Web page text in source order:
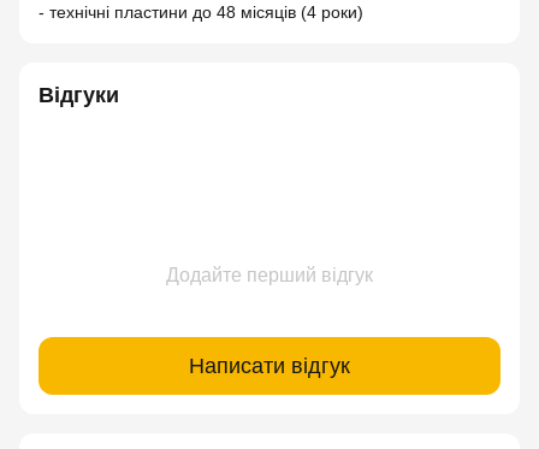
- технічні пластини до 48 місяців (4 роки)
Відгуки
Додайте перший відгук
Написати відгук